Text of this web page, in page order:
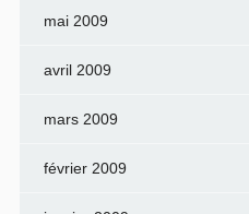
mai 2009
avril 2009
mars 2009
février 2009